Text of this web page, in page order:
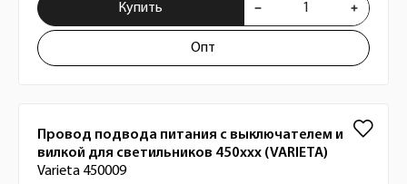
Купить
Опт
Провод подвода питания с выключателем и
вилкой для светильников 450xxx (VARIETA)
Varieta 450009